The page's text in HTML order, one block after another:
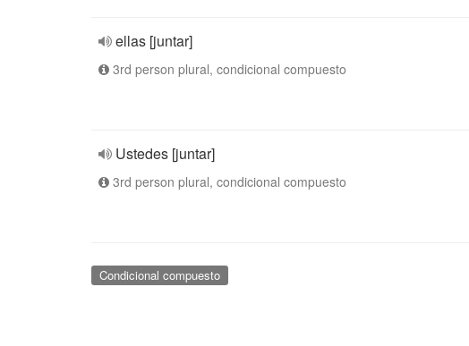
ellas [juntar]
3rd person plural, condicional compuesto
Ustedes [juntar]
3rd person plural, condicional compuesto
Condicional compuesto